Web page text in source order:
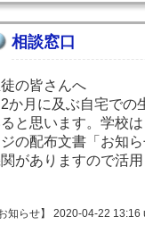
相談窓口
の皆さんへ
月に及ぶ自宅での
と思います。学校
の配布文書「お知
がありますので活
お知らせ】 2020-04-22 13:16